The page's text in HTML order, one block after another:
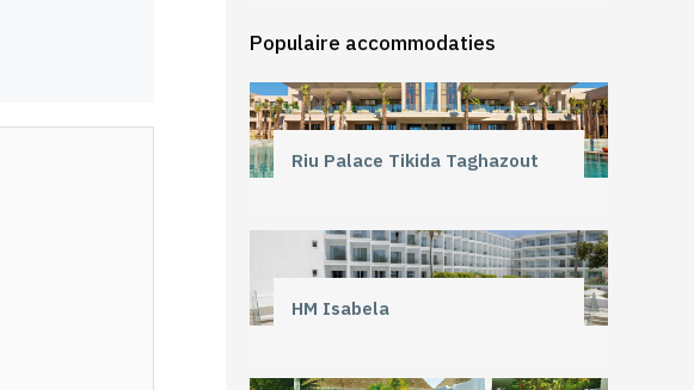
Populaire accommodaties
Riu Palace Tikida Taghazout
HM Isabela